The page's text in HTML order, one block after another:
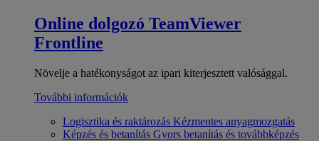
Online dolgozó TeamViewer
Frontline
Növelje a hatékonyságot az ipari kiterjesztett valósággal.
További információk
Logisztika és raktározás Kézmentes anyagmozgatás
Képzés és betanítás Gyors betanítás és továbbképzés